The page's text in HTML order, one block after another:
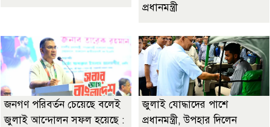
প্রধানমন্ত্রী
জনগণ পরিবর্তন চেয়েছে বলেই
জুলাই আন্দোলন সফল হয়েছে :
জুলাই যোদ্ধাদের পাশে
প্রধানমন্ত্রী, উপহার দিলেন